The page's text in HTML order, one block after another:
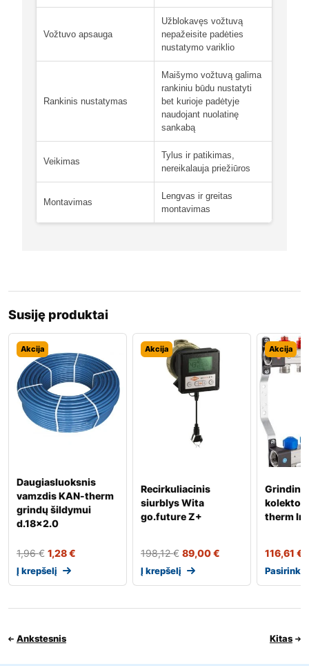
Vožtuvo apsauga
Užblokavęs vožtuvą
nepažeisite padėties
nustatymo variklio
Rankinis nustatymas
Maišymo vožtuvą galima
rankiniu būdu nustatyti
bet kurioje padėtyje
naudojant nuolatinę
sankabą
Veikimas
Tylus ir patikimas,
nereikalauja priežiūros
Montavimas
Lengvas ir greitas
montavimas
Susiję produktai
Akcija
Daugiasluoksnis
vamzdis KAN-therm
grindų šildymui
d.18×2.0
1,96€ 1,28€
Į krepšelį
Akcija
Recirkuliacinis
siurblys Wita
go.future Z+
198,12€ 89,00€
Į krepšelį
Akcija
therm
116,61 €
Pasirinkti
Ankstesnis Kitas